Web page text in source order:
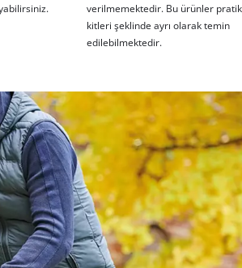
verilmemektedir. Bu ürünler pratik
kitleri şeklinde ayrı olarak temin
edilebilmektedir.